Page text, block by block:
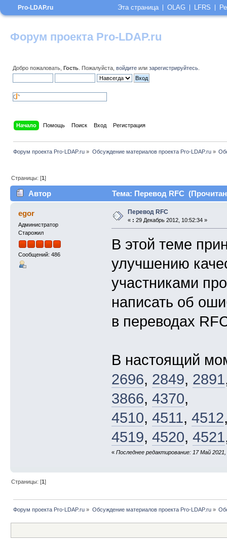
Форум проекта Pro-LDAP.ru
Добро пожаловать, Гость . Пожалуйста, войдите или зарегистрируйтесь
Начало Помощь Поиск Вход Регистрация
Форум проекта Pro-LDAP.ru » Обсуждение материалов проекта Pro-LDAP.ru»
Страницы: [1]
Автор Тема: Перевод RFC
egor
Администратор
Старожил
Сообщений: 486
Перевод RFC
« : 29 Декабрь 2012, 10:52:34 »
В этой теме
улучшению
участниками
написать об
в переводах
В настоящий
2696, 2849, 2891
3866, 4370,
4510, 4511, 4512
4519, 4520, 4521
« Последнее редактирование: 17 Май
Страницы: [1]
Форум проекта Pro-LDAP.ru » Обсуждение материалов проекта Pro-LDAP.ru»
Pro-LDAP.ru Эта страница OLAG LFRS